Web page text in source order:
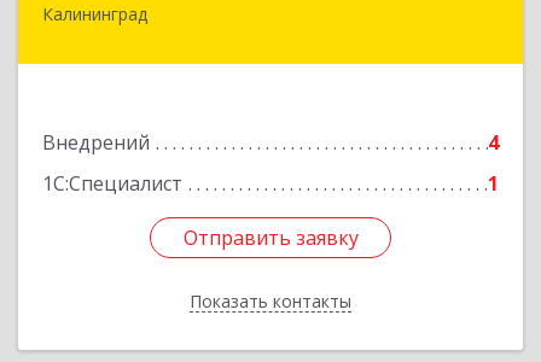
Калининград
Внедрений
4
1С:Специалист
1
Отправить заявку
Показать контакты
236029, Калининградская обл, Калининград г,
Отправить заявку
Назад